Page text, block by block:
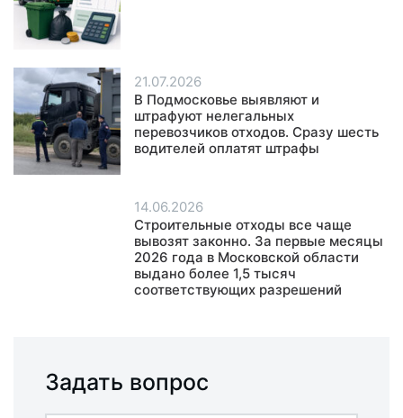
21.07.2026
В Подмосковье выявляют и
штрафуют нелегальных
перевозчиков отходов. Сразу шесть
водителей оплатят штрафы
14.06.2026
Строительные отходы все чаще
вывозят законно. За первые месяцы
2026 года в Московской области
выдано более 1,5 тысяч
соответствующих разрешений
Задать вопрос